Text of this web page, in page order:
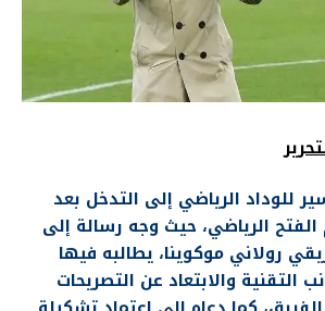
للوداد الرياضي إلى التدخل بعد
الفتح الرياضي، حيث وجه رسالة إلى
رولاني موكوينا، يطالبه فيها
التقنية والابتعاد عن التصريحات